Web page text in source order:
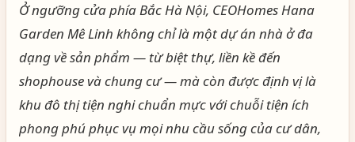
Ở ngưỡng cửa phía Bắc Hà Nội, CEOHomes Hana
Garden Mê Linh không chỉ là một dự án nhà ở đa
dạng về sản phẩm — từ biệt thự, liền kề đến
shophouse và chung cư — mà còn được định vị là
khu đô thị tiện nghi chuẩn mực với chuỗi tiện ích
phong phú phục vụ mọi nhu cầu sống của cư dân,